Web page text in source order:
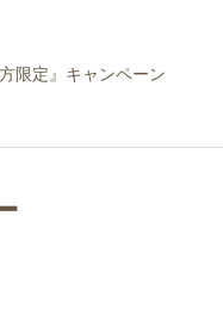
限定』キャンペーン